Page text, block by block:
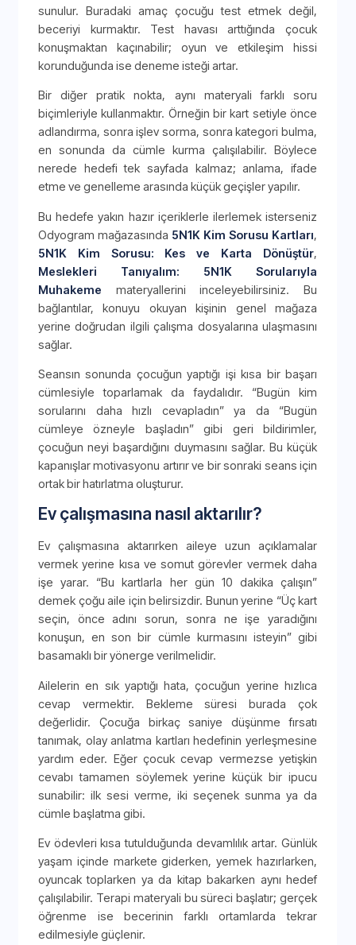
sunulur. Buradaki amaç çocuğu test etmek değil,
beceriyi kurmaktır. Test havası arttığında çocuk
konuşmaktan kaçınabilir; oyun ve etkileşim hissi
korunduğunda ise deneme isteği artar.
Bir diğer pratik nokta, aynı materyali farklı soru
biçimleriyle kullanmaktır. Örneğin bir kart setiyle önce
adlandırma, sonra işlev sorma, sonra kategori bulma,
en sonunda da cümle kurma çalışılabilir. Böylece
nerede hedefi tek sayfada kalmaz; anlama, ifade
etme ve genelleme arasında küçük geçişler yapılır.
Bu hedefe yakın hazır içeriklerle ilerlemek isterseniz
Odyogram mağazasında 5N1K Kim Sorusu Kartları,
5N1K Kim Sorusu: Kes ve Karta Dönüştür,
Meslekleri Tanıyalım: 5N1K Sorularıyla
Muhakeme materyallerini inceleyebilirsiniz. Bu
bağlantılar, konuyu okuyan kişinin genel mağaza
yerine doğrudan ilgili çalışma dosyalarına ulaşmasını
sağlar.
Seansın sonunda çocuğun yaptığı işi kısa bir başarı
cümlesiyle toparlamak da faydalıdır. “Bugün kim
sorularını daha hızlı cevapladın” ya da “Bugün
cümleye özneyle başladın” gibi geri bildirimler,
çocuğun neyi başardığını duymasını sağlar. Bu küçük
kapanışlar motivasyonu artırır ve bir sonraki seans için
ortak bir hatırlatma oluşturur.
Ev çalışmasına nasıl aktarılır?
Ev çalışmasına aktarırken aileye uzun açıklamalar
vermek yerine kısa ve somut görevler vermek daha
işe yarar. “Bu kartlarla her gün 10 dakika çalışın”
demek çoğu aile için belirsizdir. Bunun yerine “Üç kart
seçin, önce adını sorun, sonra ne işe yaradığını
konuşun, en son bir cümle kurmasını isteyin” gibi
basamaklı bir yönerge verilmelidir.
Ailelerin en sık yaptığı hata, çocuğun yerine hızlıca
cevap vermektir. Bekleme süresi burada çok
değerlidir. Çocuğa birkaç saniye düşünme fırsatı
tanımak, olay anlatma kartları hedefinin yerleşmesine
yardım eder. Eğer çocuk cevap vermezse yetişkin
cevabı tamamen söylemek yerine küçük bir ipucu
sunabilir: ilk sesi verme, iki seçenek sunma ya da
cümle başlatma gibi.
Ev ödevleri kısa tutulduğunda devamlılık artar. Günlük
yaşam içinde markete giderken, yemek hazırlarken,
oyuncak toplarken ya da kitap bakarken aynı hedef
çalışılabilir. Terapi materyali bu süreci başlatır; gerçek
öğrenme ise becerinin farklı ortamlarda tekrar
edilmesiyle güçlenir.